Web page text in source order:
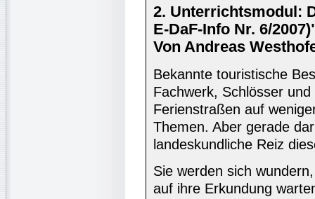
2. Unterrichtsmodul:
E-DaF-Info Nr. 6/
Von Andreas
Bekannte touristische
Fachwerk, Schlösser
Ferienstraßen auf
Themen. Aber gerade
landeskundliche Reiz
Sie werden sich
auf ihre Erkundung